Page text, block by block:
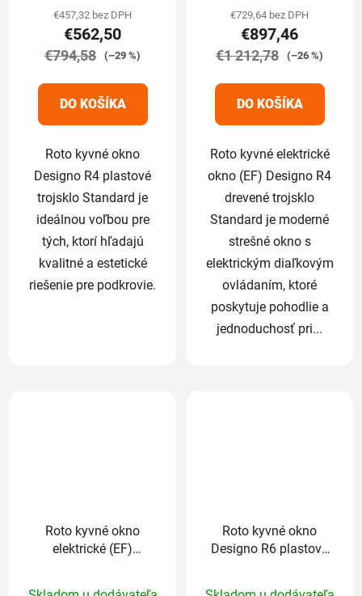
produktu
je
5,0
5
hviezdičiek.
€457,32 bez DPH
€562,50
€794,58 (–29 %)
DO KOŠÍKA
Roto kyvné okno
Designo R4 plastové
trojsklo Standard je
ideálnou voľbou pre
tých, ktorí hľadajú
kvalitné a estetické
riešenie pre podkrovie.
produktu
je
5,0
5
hviezdičiek.
€729,64 bez DPH
€897,46
€1 212,78 (–26 %)
DO KOŠÍKA
Roto kyvné elektrické
okno (EF) Designo R4
drevené trojsklo
Standard je moderné
strešné okno s
elektrickým diaľkovým
ovládaním, ktoré
poskytuje pohodlie a
jednoduchosť pri...
Roto kyvné okno
elektrické (EF)
Roto kyvné okno
Designo R6 plastové